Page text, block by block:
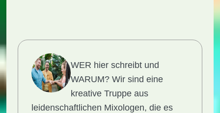
WER hier schreibt und
WARUM?Wir sind eine
kreative Truppe aus
leidenschaftlichen Mixologen, die es